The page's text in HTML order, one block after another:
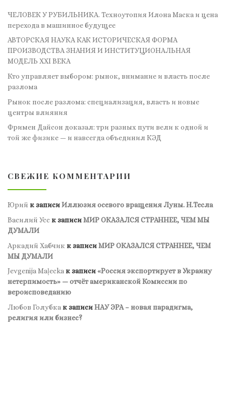
ЧЕЛОВЕК У РУБИЛЬНИКА. Техноутопия Илона Маска и цена
перехода в машинное будущее
АВТОРСКАЯ НАУКА КАК ИСТОРИЧЕСКАЯ ФОРМА
ПРОИЗВОДСТВА ЗНАНИЯ И ИНСТИТУЦИОНАЛЬНАЯ
МОДЕЛЬ XXI ВЕКА
Кто управляет выбором: рынок, внимание и власть после
разлома
Рынок после разлома: специализация, власть и новые
центры влияния
Фримен Дайсон доказал: три разных пути вели к одной и
той же физике — и навсегда объединил КЭД
СВЕЖИЕ КОММЕНТАРИИ
Юрий к записиИллюзия осевого вращения Луны. Н.Тесла
Василий Усс к записиМИР ОКАЗАЛСЯ СТРАННЕЕ, ЧЕМ МЫ
ДУМАЛИ
Аркадий Хабчик к записиМИР ОКАЗАЛСЯ СТРАННЕЕ, ЧЕМ
МЫ ДУМАЛИ
Jevgenija Maļeckaк записи«Россия экспортирует в Украину
нетерпимость» — отчёт американской Комиссии по
вероисповеданию
Любов Голубка к записиНАУ ЭРА – новая парадигма,
религия или бизнес?